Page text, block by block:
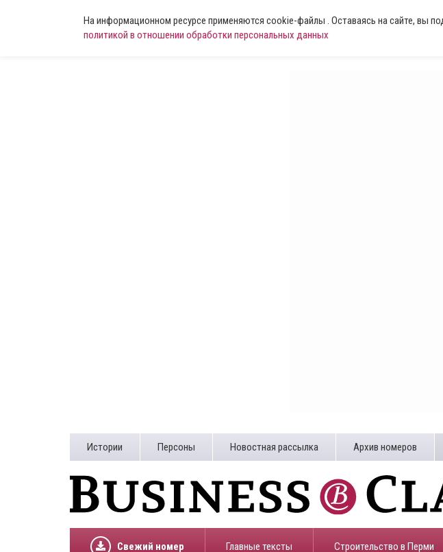
На информационном ресурсе применяются cookie-файлы . Оставаясь на сайте, вы
политикой в отношении обработки персональных данных
Истории Персоны Новостная рассылка Архив номеров
Свежий номер Главные тексты Строительство в Перми